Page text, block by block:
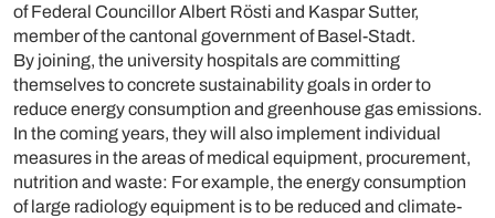
of Federal Councillor Albert Rösti and Kaspar Sutter,
member of the cantonal government of Basel-Stadt.
By joining, the university hospitals are committing
themselves to concrete sustainability goals in order to
reduce energy consumption and greenhouse gas emissions.
In the coming years, they will also implement individual
measures in the areas of medical equipment, procurement,
nutrition and waste: For example, the energy consumption
of large radiology equipment is to be reduced and climate-